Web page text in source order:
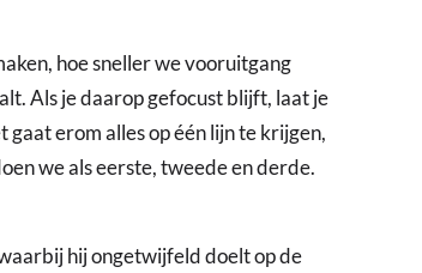
hoe sneller we vooruitgang
Als je daarop gefocust blijft, laat je
erom alles op één lijn te krijgen,
we als eerste, tweede en derde.
hij ongetwijfeld doelt op de